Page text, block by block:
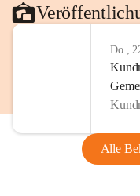
Do.,
Alle